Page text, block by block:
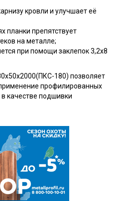
кровли и улучшает её
планки препятствует
на металле;
при помощи заклепок 3,2х8
180) позволяет
профилированных
качестве подшивки